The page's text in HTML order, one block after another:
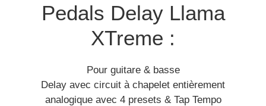
Pedals Delay Llama
XTreme :
Pour guitare & basse
Delay avec circuit à chapelet entièrement
analogique avec 4 presets & Tap Tempo